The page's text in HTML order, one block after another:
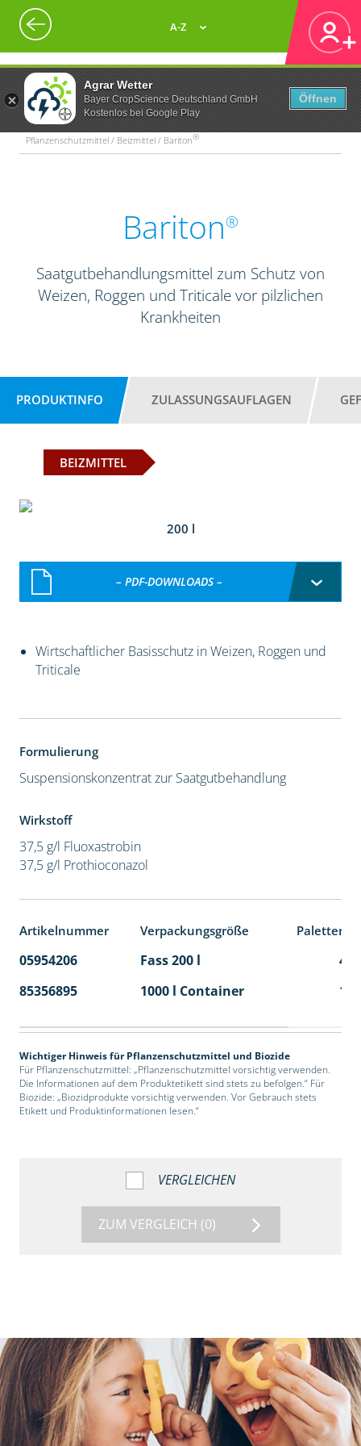
Agrar Wetter
Bayer CropScience Deutschland GmbH
Kostenlos bei Google Play
Öffnen
A-Z
Pflanzenschutzmittel / Beizmittel / Bariton®
Bariton®
Saatgutbehandlungsmittel zum Schutz von
Weizen, Roggen und Triticale vor pilzlichen
Krankheiten
PRODUKTINFO ZULASSUNGSAUFLAGEN
BEIZMITTEL
200 l
– PDF-DOWNLOADS –
Wirtschaftlicher Basisschutz in Weizen, Roggen und
Triticale
Formulierung
Suspensionskonzentrat zur Saatgutbehandlung
Wirkstoff
37,5 g/l Fluoxastrobin
37,5 g/l Prothioconazol
Artikelnummer Verpackungsgröße
05954206 Fass 200 l
4
85356895
1000 l Container 1
Wichtiger Hinweis für Pflanzenschutzmittel und Biozide
Für Pflanzenschutzmittel: „Pflanzenschutzmittel vorsichtig verwenden.
Die Informationen auf dem Produktetikett sind stets zu befolgen.“ Für
Biozide: „Biozidprodukte vorsichtig verwenden. Vor Gebrauch stets
Etikett und Produktinformationen lesen.“
VERGLEICHEN
ZUM VERGLEICH (0)